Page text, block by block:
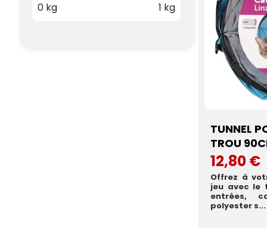
0 kg 1 kg
TUNNEL
TROU
12,80 €
Offrez à
jeu avec le
entrées,
polyester s...